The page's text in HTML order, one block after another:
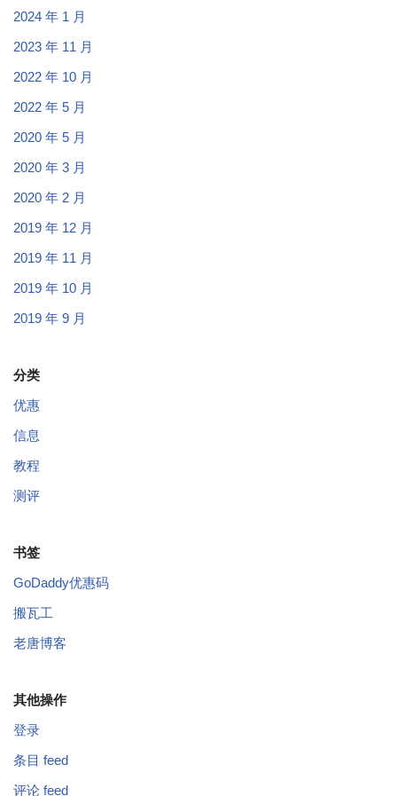
2024 年 1 月
2023 年 11 月
2022 年 10 月
2022 年 5 月
2020 年 5 月
2020 年 3 月
2020 年 2 月
2019 年 12 月
2019 年 11 月
2019 年 10 月
2019 年 9 月
分类
优惠
信息
教程
测评
书签
GoDaddy优惠码
搬瓦工
老唐博客
其他操作
登录
条目 feed
评论 feed